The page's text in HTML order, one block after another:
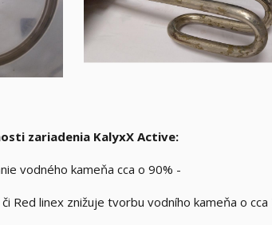
zariadenia KalyxX Active:
vodného kameňa cca o 90% -
Red linex znižuje tvorbu vodního kameňa o cca